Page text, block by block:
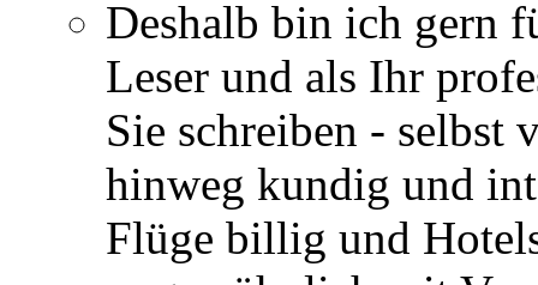
Deshalb bin ich gern
Leser und als Ihr
Sie schreiben - selbst
hinweg kundig und
Flüge billig und